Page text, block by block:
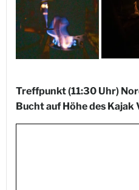
Treffpunkt (11:30 Uhr)
Bucht auf Höhe des Kajak